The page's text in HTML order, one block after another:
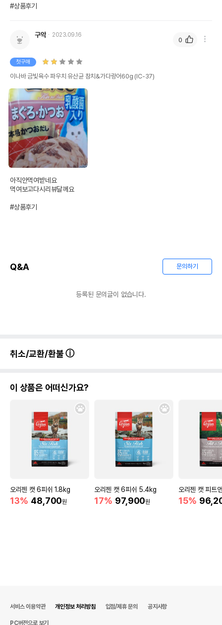
받았음을 확인할수 있는
일본
또는 소비자상담 관련
전화번호
유통기한
이후인 상품이 출고됩니다.
#상품후기
구악 2023.09.16
첫구매
이나바 금빛육수 파우치 유산균 참치&가다랑어60g (IC-37)
아직안먹여받네요
먹여보고다시리뷰달께요
#상품후기
0
Q&A 문의하기
등록된 문의글이 없습니다.
취소/교환/환불
이 상품은 어떠신가요?
오리젠 캣 6피쉬 1.8kg
13% 48,700원
오리젠 캣 6피쉬 5.4kg
17% 97,900원
오리젠 캣 피트
15%
서비스 이용약관 개인정보 처리방침 입점/제휴 문의 공지사항
PC버전으로 보기